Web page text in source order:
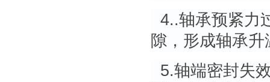
4..轴承预紧力
隙，形成轴承升
5.轴端密封失